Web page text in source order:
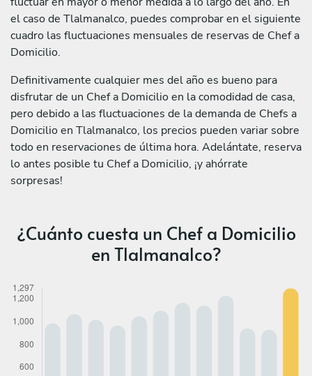
el caso de Tlalmanalco, puedes comprobar en el siguiente
cuadro las fluctuaciones mensuales de reservas de Chef a
Domicilio.
Definitivamente cualquier mes del año es bueno para
disfrutar de un Chef a Domicilio en la comodidad de casa,
pero debido a las fluctuaciones de la demanda de Chefs a
Domicilio en Tlalmanalco, los precios pueden variar sobre
todo en reservaciones de última hora. Adelántate, reserva
lo antes posible tu Chef a Domicilio, ¡y ahórrate
sorpresas!
¿Cuánto cuesta un Chef a Domicilio
en Tlalmanalco?